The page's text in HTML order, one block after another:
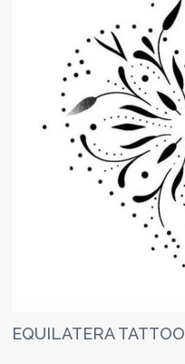
EQUILATERA TATTOO